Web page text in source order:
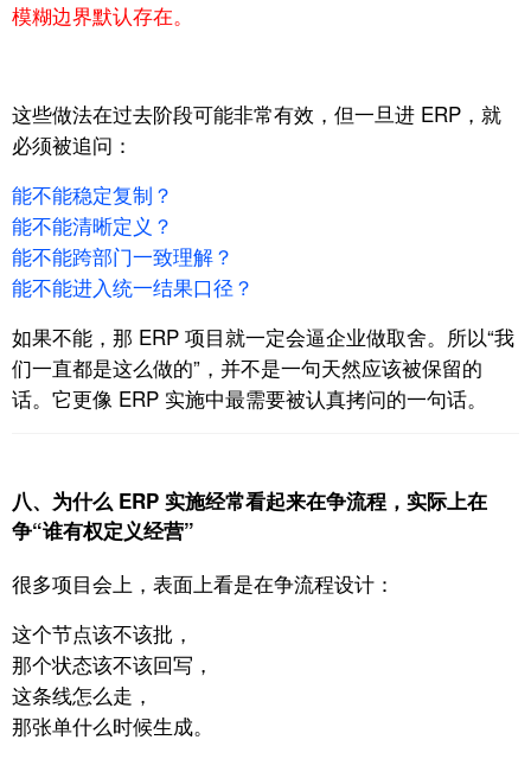
模糊边界默认存在。
这些做法在过去阶段可能非常有效， 但一旦进 ERP，就
必须被追问：
能不能稳定复制？
能不能清晰定义？
能不能跨部门一致理解？
能不能进入统一结果口径？
如果不能，那 ERP 项目就一定会逼企业做取舍。所以“我
们一直都是这么做的”， 并不是一句天然应该被保留的
话。 它更像 ERP 实施中最需要被认真拷问的一句话。
八、为什么 ERP 实施经常看起来在争流程，实际上在
争“谁有权定义经营”
很多项目会上，表面上看是在争流程设计：
这个节点该不该批，
那个状态该不该回写，
这条线怎么走，
那张单什么时候生成。